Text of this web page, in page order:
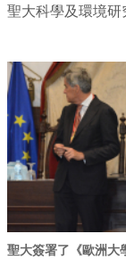
聖大科學及環境研
聖大簽署了《歐洲大